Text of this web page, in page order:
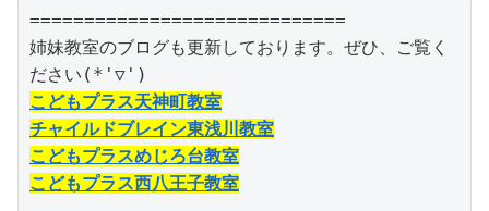
=============================
姉妹教室のブログも更新しております。ぜひ、ご覧く
こどもプラス天神町教室
チャイルドブレイン東浅川教室
こどもプラスめじろ台教室
こどもプラス西八王子教室